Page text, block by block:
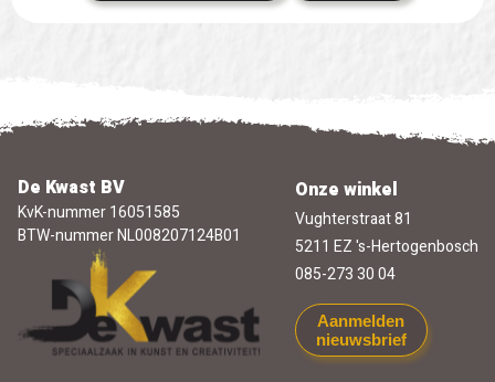
De Kwast BV
KvK-nummer 16051585
BTW-nummer NL008207124B01
Onze winkel
Vughterstraat 81
5211 EZ 's-Hertogenbosch
085-273 30 04
Aanmelden
nieuwsbrief